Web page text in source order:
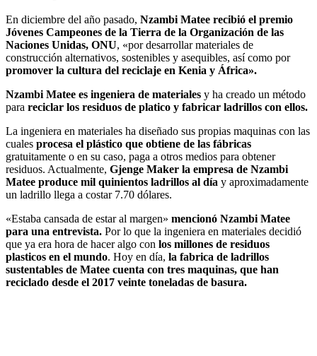
En diciembre del año pasado, Nzambi Matee recibió el premio
Jóvenes Campeones de la Tierra de la Organización de las
Naciones Unidas, ONU, «por desarrollar materiales de
construcción alternativos, sostenibles y asequibles, así como por
promover la cultura del reciclaje en Kenia y África».
Nzambi Matee es ingeniera de materiales y ha creado un método
para reciclar los residuos de platico y fabricar ladrillos con ellos.
La ingeniera en materiales ha diseñado sus propias maquinas con las
cuales procesa el plástico que obtiene de las fábricas
gratuitamente o en su caso, paga a otros medios para obtener
residuos. Actualmente, Gjenge Maker la empresa de Nzambi
Matee produce mil quinientos ladrillos al día y aproximadamente
un ladrillo llega a costar 7.70 dólares.
«Estaba cansada de estar al margen» mencionó Nzambi Matee
para una entrevista. Por lo que la ingeniera en materiales decidió
que ya era hora de hacer algo con los millones de residuos
plasticos en el mundo. Hoy en día, la fabrica de ladrillos
sustentables de Matee cuenta con tres maquinas, que han
reciclado desde el 2017 veinte toneladas de basura.